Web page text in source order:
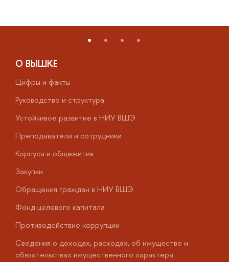
О ВЫШКЕ
Цифры и факты
Руководство и структура
Устойчивое развитие в НИУ ВШЭ
Преподаватели и сотрудники
Корпуса и общежития
Закупки
Обращения граждан в НИУ ВШЭ
Фонд целевого капитала
Противодействие коррупции
Сведения о доходах, расходах, об имуществе и
обязательствах имущественного характера